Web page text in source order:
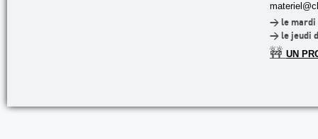
> le mardi
> le jeudi
🚧 UN